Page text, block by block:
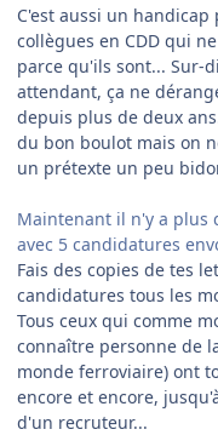
C'est aussi un
collègues en CDD qui
parce qu'ils sont... Sur-
attendant, ça ne
depuis plus de deux
du bon boulot mais on
un prétexte un peu
Maintenant il n'y a plus
avec 5 candidatures
Fais des copies de tes
candidatures tous les
Tous ceux qui comme
connaître personne de
monde ferroviaire) ont
encore et encore,
d'un recruteur...